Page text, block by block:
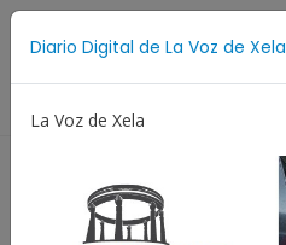
Diario Digital de La Voz de Xela
La Voz de Xela